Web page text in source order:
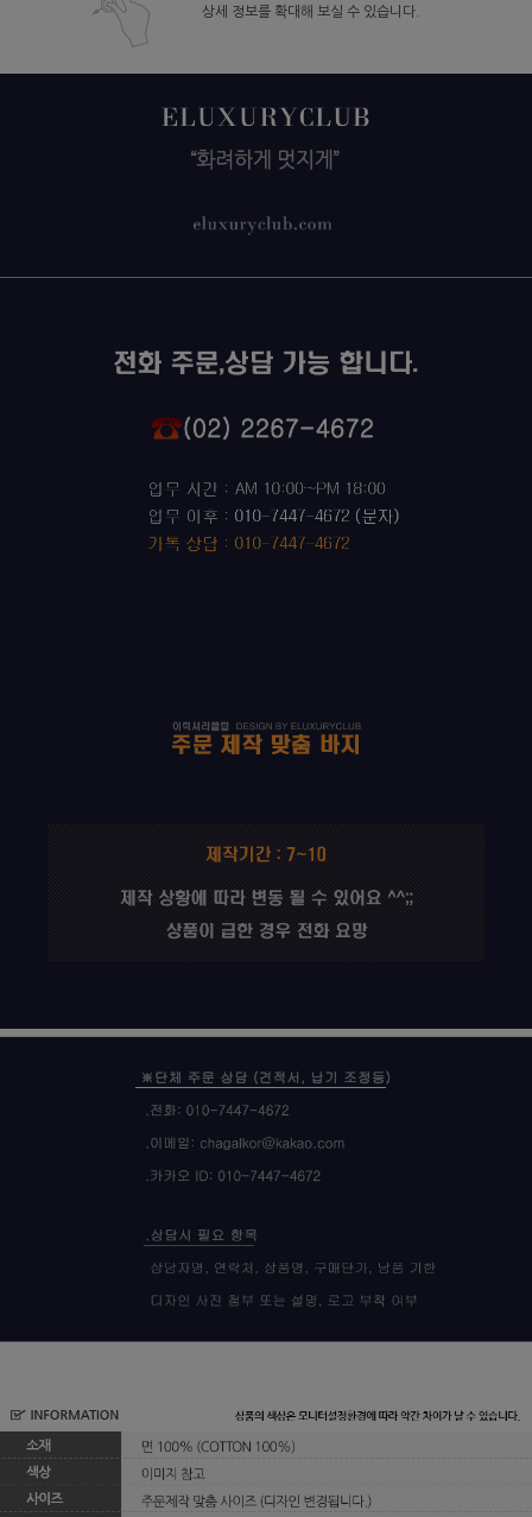
상세 정보를 확대해 보실 수 있습니다.